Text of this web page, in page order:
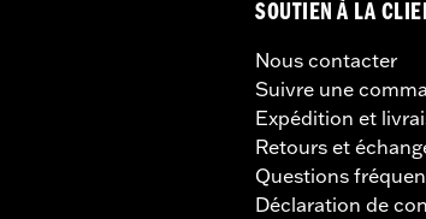
SOUTIEN À LA
Nous contacter
Suivre une
Expédition et
Retours et
Questions
Déclaration de